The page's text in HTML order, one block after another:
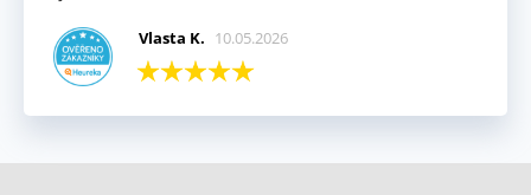
Vlasta K. 10.05.2026